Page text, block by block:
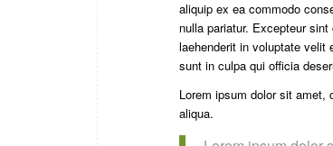
aliquip ex ea commodo
nulla pariatur. Excepteur
laehenderit in voluptate velit
sunt in culpa qui officia
Lorem ipsum dolor sit amet,
aliqua.